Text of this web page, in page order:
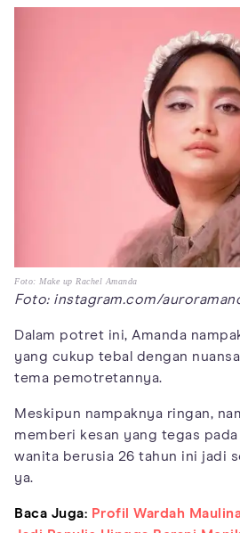
Foto: Make up Rachel Amanda
Foto: instagram.com/
Dalam potret ini, Amanda
yang cukup tebal dengan
tema pemotretannya.
Meskipun nampaknya ringan,
memberi kesan yang tegas pada
wanita berusia 26 tahun ini jadi
ya.
Baca Juga: Profil Wardah